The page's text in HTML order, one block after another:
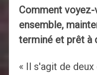
Comment
ensemble,
terminé et prêt à
« Il s'agit de